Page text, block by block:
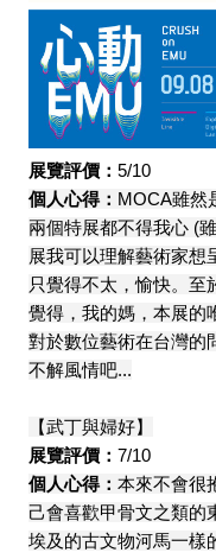
展覽評價： 5/10
個人心得： MOCA雖然
兩個特展都不得我心 (
展我可以理解藝術家想
只覺得不太，愉快。至
覺得，我的媽，本展的
對於數位藝術在台灣的
不解風情吧...
【武丁與婦好】
展覽評價： 7/10
個人心得： 本來不會很
己會喜歡甲骨文之類的
埃及的古文物河馬一樣